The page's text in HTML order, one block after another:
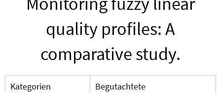
quality profiles: A
comparative study.
Kategorien
Begutachtete